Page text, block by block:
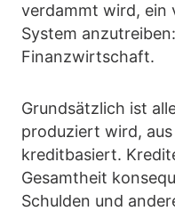
verdammt wird, ein
System
Finanzwirtschaft.
Grundsätzlich ist
produziert wird,
kreditbasiert.
Gesamtheit
Schulden und